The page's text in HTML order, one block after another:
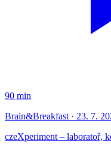
90 min
Brain&Breakfast · 23. 7.
czeXperiment – laboratoř,